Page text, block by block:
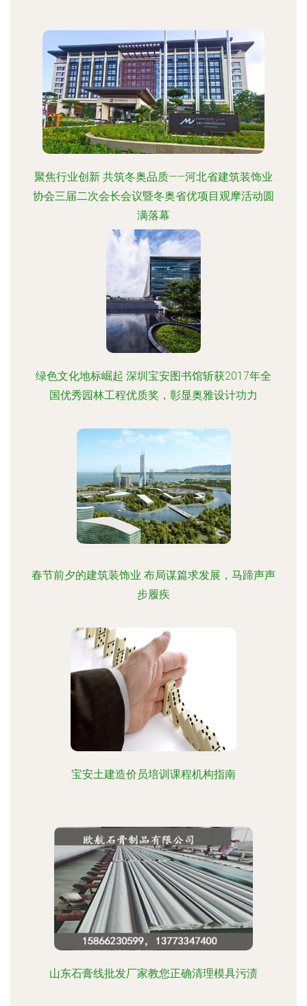
聚焦行业创新 共筑冬奥品质——河北省建筑装饰业
协会三届二次会长会议暨冬奥省优项目观摩活动圆
满落幕
绿色文化地标崛起 深圳宝安图书馆斩获2017年全
国优秀园林工程优质奖，彰显奥雅设计功力
春节前夕的建筑装饰业 布局谋篇求发展，马蹄声声
步履疾
宝安土建造价员培训课程机构指南
山东石膏线批发厂家教您正确清理模具污渍